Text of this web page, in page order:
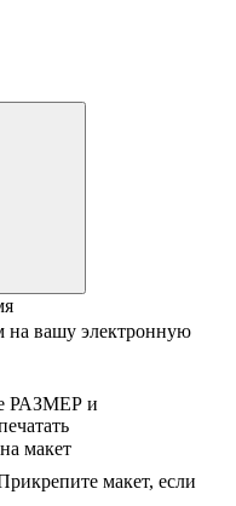
на вашу электронную
РАЗМЕР и
макет
макет, если